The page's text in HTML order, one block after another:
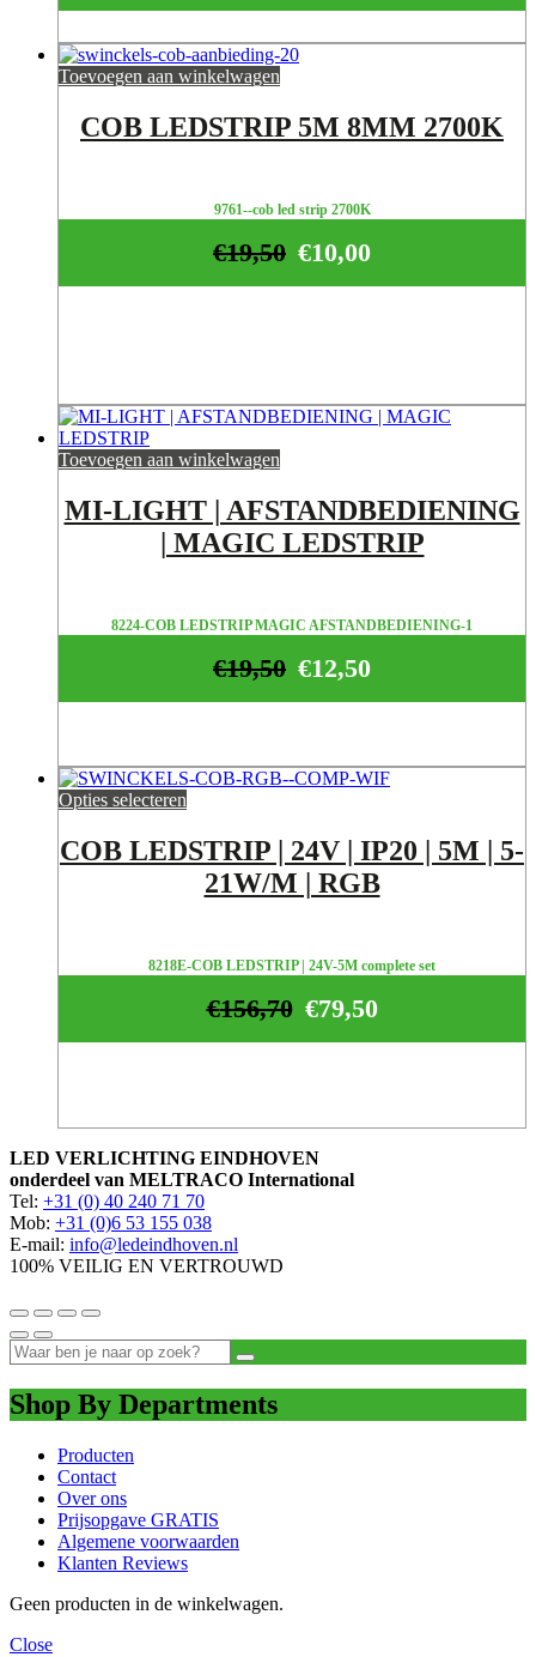
Toevoegen aan winkelwagen
COB LEDSTRIP 5M 8MM 2700K
9761--cob led strip 2700K
€10,00
€19,50
Toevoegen aan winkelwagen
MI-LIGHT | AFSTANDBEDIENING
| MAGIC LEDSTRIP
8224-COB LEDSTRIP MAGIC AFSTANDBEDIENING-1
€12,50
€19,50
Opties selecteren
COB LEDSTRIP | 24V | IP20 | 5M | 5-
21W/M | RGB
8218E-COB LEDSTRIP | 24V-5M complete set
€79,50
€156,70
LED VERLICHTING EINDHOVEN
onderdeel van MELTRACO International
Tel: +31 (0) 40 240 71 70
Mob: +31 (0)6 53 155 038
E-mail: info@ledeindhoven.nl
100% VEILIG EN VERTROUWD
Shop By Departments
Producten
Contact
Over ons
Prijsopgave GRATIS
Algemene voorwaarden
Klanten Reviews
Geen producten in de winkelwagen.
Close